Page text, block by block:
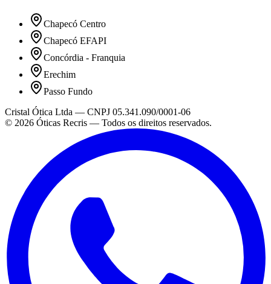
Chapecó Centro
Chapecó EFAPI
Concórdia - Franquia
Erechim
Passo Fundo
Cristal Ótica Ltda — CNPJ 05.341.090/0001-06
© 2026 Óticas Recris — Todos os direitos reservados.